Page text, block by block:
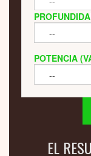
POTENCIA
EL